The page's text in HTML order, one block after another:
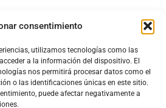
consentimiento
utilizamos tecnologías como las
a la información del dispositivo. El
nos permitirá procesar datos como el
o las identificaciones únicas en este sitio.
puede afectar negativamente a